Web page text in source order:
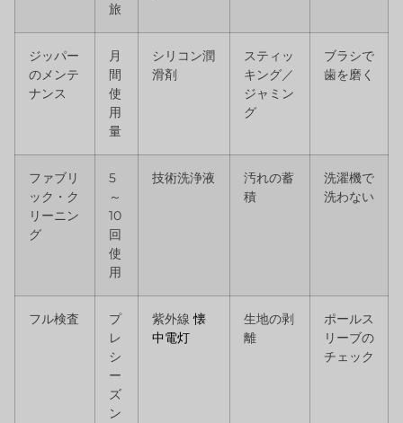
旅
ジッパー
のメンテ
ナンス
月
間
使
用
量
シリコン潤
滑剤
スティッ
キング／
ジャミン
グ
ブラシで
歯を磨く
ファブリ
ック・ク
リーニン
グ
5
～
10
回
使
用
技術洗浄液
汚れの蓄
積
洗濯機で
洗わない
フル検査
プ
レ
シ
ー
ズ
ン
紫外線懐
中電灯
生地の剥
離
ポールス
リーブの
チェック